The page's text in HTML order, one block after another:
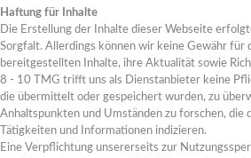
Haftung für Inhalte
Die Erstellung der Inhalte dieser Webseite
Sorgfalt. Allerdings können wir keine Gewähr für
bereitgestellten Inhalte, ihre Aktualität sowie
8 - 10 TMG trifft uns als Dienstanbieter keine
die übermittelt oder gespeichert wurden, zu
Anhaltspunkten und Umständen zu forschen, die
Tätigkeiten und Informationen indizieren.
Eine Verpflichtung unsererseits zur